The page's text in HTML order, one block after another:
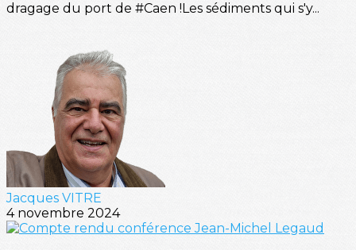
dragage du port de #Caen !Les sédiments qui s'y...
Jacques VITRE
4 novembre 2024